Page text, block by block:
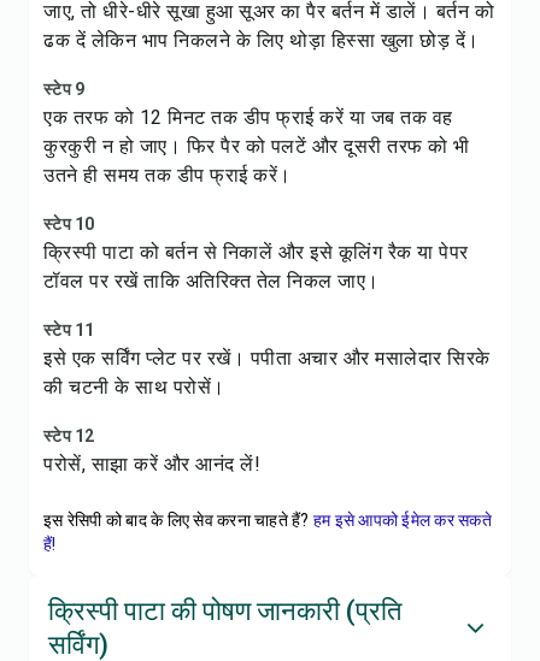
जाए, तो धीरे-धीरे सूखा हुआ सूअर का पैर बर्तन में डालें। बर्तन को
ढक दें लेकिन भाप निकलने के लिए थोड़ा हिस्सा खुला छोड़ दें।
स्टेप 9
एक तरफ को 12 मिनट तक डीप फ्राई करें या जब तक वह
कुरकुरी न हो जाए। फिर पैर को पलटें और दूसरी तरफ को भी
उतने ही समय तक डीप फ्राई करें।
स्टेप 10
क्रिस्पी पाटा को बर्तन से निकालें और इसे कूलिंग रैक या पेपर
टॉवल पर रखें ताकि अतिरिक्त तेल निकल जाए।
स्टेप 11
इसे एक सर्विंग प्लेट पर रखें। पपीता अचार और मसालेदार सिरके
की चटनी के साथ परोसें।
स्टेप 12
परोसें, साझा करें और आनंद लें!
इस रेसिपी को बाद के लिए सेव करना चाहते हैं? हम इसे आपको ईमेल कर सकते
हैं!
क्रिस्पी पाटा की पोषण जानकारी (प्रति
सर्विंग)